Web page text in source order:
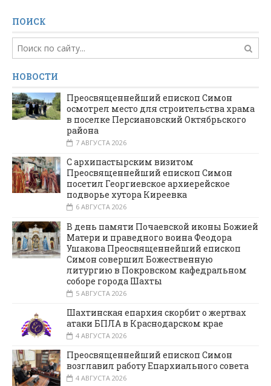
ПОИСК
НОВОСТИ
Преосвященнейший епископ Симон
осмотрел место для строительства храма
в поселке Персиановский Октябрьского
района
7 АВГУСТА 2026
С архипастырским визитом
Преосвященнейший епископ Симон
посетил Георгиевское архиерейское
подворье хутора Киреевка
6 АВГУСТА 2026
В день памяти Почаевской иконы Божией
Матери и праведного воина Феодора
Ушакова Преосвященнейший епископ
Симон совершил Божественную
литургию в Покровском кафедральном
соборе города Шахты
5 АВГУСТА 2026
Шахтинская епархия скорбит о жертвах
атаки БПЛА в Краснодарском крае
4 АВГУСТА 2026
Преосвященнейший епископ Симон
возглавил работу Епархиального совета
4 АВГУСТА 2026